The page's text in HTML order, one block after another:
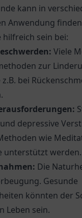
kann in
Anwendung
sein bei:
Viele
zur
bei
depressive
wie
unterstützt werden.
Die
Gesunde
könnten der
Leben sein.